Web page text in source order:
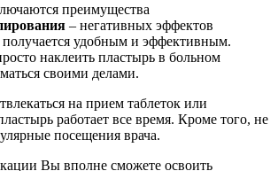
преимущества
– негативных эффектов
получается удобным и эффективным.
наклеить пластырь в больном
своими делами.
на прием таблеток или
работает все время. Кроме того, не
посещения врача.
Вы вполне сможете освоить